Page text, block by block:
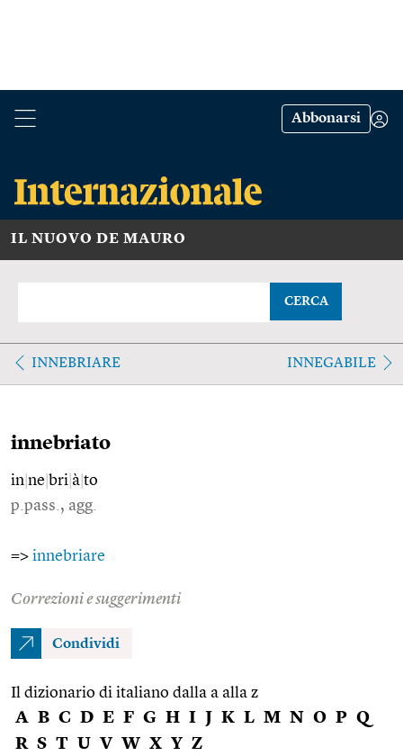
Abbonarsi
IL NUOVO DE MAURO
CERCA
INNEBRIARE INNEGABILE
innebriato
in ne bri à to
p.pass., agg.
=> innebriare
Correzioni e suggerimenti
Condividi
Il dizionario di italiano dalla a alla z
A B C D E F G H I J K L M N O P Q
R S T U V W X Y Z